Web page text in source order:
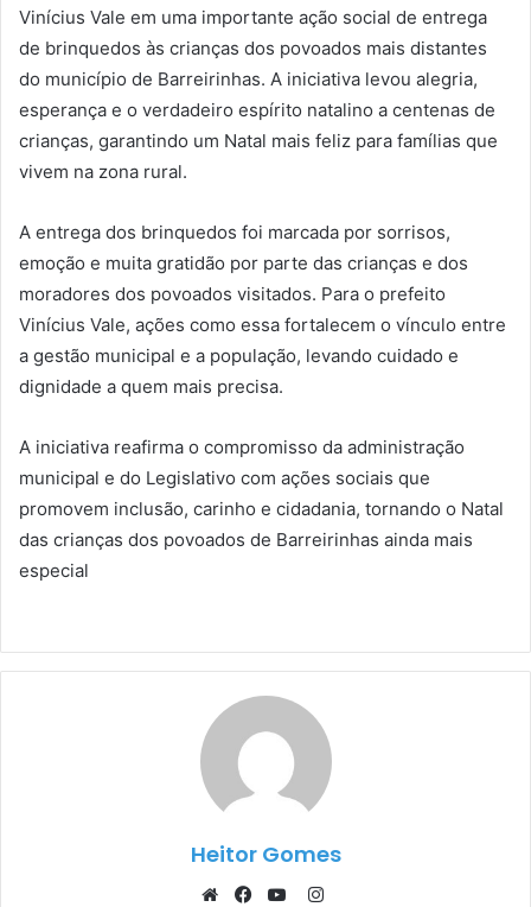
Vinícius Vale em uma importante ação social de entrega
de brinquedos às crianças dos povoados mais distantes
do município de Barreirinhas. A iniciativa levou alegria,
esperança e o verdadeiro espírito natalino a centenas de
crianças, garantindo um Natal mais feliz para famílias que
vivem na zona rural.
A entrega dos brinquedos foi marcada por sorrisos,
emoção e muita gratidão por parte das crianças e dos
moradores dos povoados visitados. Para o prefeito
Vinícius Vale, ações como essa fortalecem o vínculo entre
a gestão municipal e a população, levando cuidado e
dignidade a quem mais precisa.
A iniciativa reafirma o compromisso da administração
municipal e do Legislativo com ações sociais que
promovem inclusão, carinho e cidadania, tornando o Natal
das crianças dos povoados de Barreirinhas ainda mais
especial
Heitor Gomes
Instagram